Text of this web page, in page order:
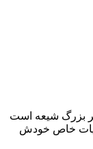
و متفکر بزرگ شیعه است
خاص خودش